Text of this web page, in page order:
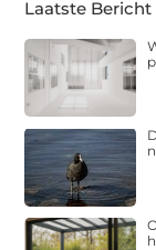
Laatste Bericht